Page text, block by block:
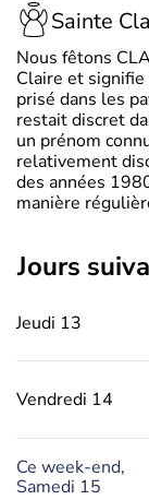
Sainte
Nous fêtons
Claire et
prisé dans les
restait discret
un prénom
relativement
des années
manière
jours
Jeudi 13
Vendredi 14
Ce week-end,
Samedi 15